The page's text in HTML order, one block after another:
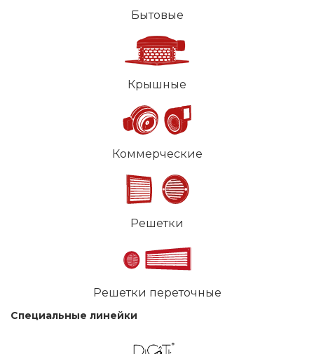
Бытовые
Крышные
Коммерческие
Решетки
Решетки переточные
Специальные линейки